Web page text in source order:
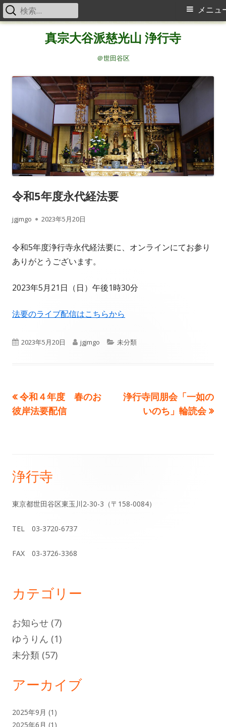
真宗大谷派慈光山 浄行寺
＠世田谷区
メ
メニュ
検
索:
令和5年度永代経法要
作
者
jgjmgo
公
2023年5月20日
令和5年度浄行寺永代経法要に、オンラインにてお参り
ありがとうございます。
2023年5月21日（日）午後1時30分
法要のライブ配信はこちらから
公
2023年5月20日
作
jgjmgo
カ
未分類
投
稿
ゲ
ー
シ
ョ
前
の
令和４年度 春のお
彼岸法要配信
次
浄行寺同朋会「一如の
いのち」輪読会
メ
イ
ド
ー
浄行寺
東京都世田谷区東玉川2-30-3（〒158-0084）
TEL 03-3720-6737
FAX 03-3726-3368
カテゴリー
お知らせ (7)
ゆうりん (1)
未分類 (57)
アーカイブ
2025年9月 (1)
2025年6月 (1)